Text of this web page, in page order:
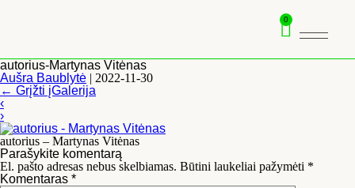
0
autorius-Martynas Vitėnas
Aušra Baublytė | 2022-11-30
← Grįžti įGalerija
‹
›
autorius – Martynas Vitėnas
Parašykite komentarą
El. pašto adresas nebus skelbiamas. Būtini laukeliai pažymėti *
Komentaras *